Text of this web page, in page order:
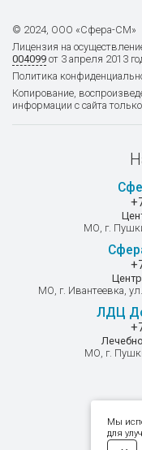
© 2024, ООО «Сфера-СМ»
Лицензия на
004099 от 3 апреля 2013
Политика
Копирование,
информации с сайта
МО, г.
МО, г. Ивантеевка,
ЛДЦ
МО, г.
Мы
для